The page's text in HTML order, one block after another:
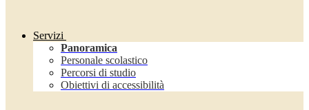
Servizi
Panoramica
Personale scolastico
Percorsi di studio
Obiettivi di accessibilità